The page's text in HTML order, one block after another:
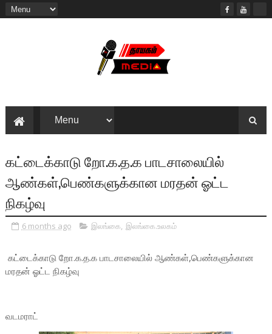
கட்டைக்காடு றோ.க.த.க பாடசாலையில்
ஆண்கள்,பெண்களுக்கான மரதன் ஓட்ட
நிகழ்வு
6 months ago இலங்கை, இலங்கை.உலகம்
கட்டைக்காடு றோ.க.த.க பாடசாலையில் ஆண்கள்,பெண்களுக்கான
மரதன் ஓட்ட நிகழ்வு
வடமராட்